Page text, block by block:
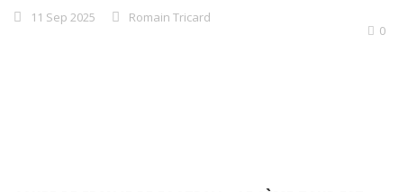
11 Sep 2025
Romain Tricard
0